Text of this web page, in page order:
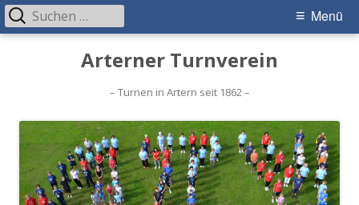
Arterner Turnverein
– Turnen in Artern seit 1862 –
Primäres
Menü
Suchen
nach: